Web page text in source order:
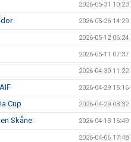
2026-05-31 10:23
2026-05-26 14:29
2026-05-12 06:24
2026-05-11 07:37
2026-04-30 11:22
2026-04-29 15:16
Cup 2026-04-29 08:32
Skåne 2026-04-13 16:49
2026-04-06 17:48